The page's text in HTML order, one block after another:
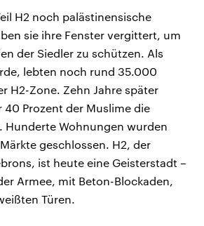
H2 noch palästinensische
sie ihre Fenster vergittert, um
der Siedler zu schützen. Als
lebten noch rund 35.000
H2-Zone. Zehn Jahre später
Prozent der Muslime die
Hunderte Wohnungen wurden
geschlossen. H2, der
ist heute eine Geisterstadt –
Armee, mit Beton-Blockaden,
Türen.